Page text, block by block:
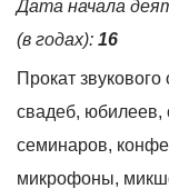
Дата начала
(в годах): 16
Прокат
свадеб, юбилеев,
семинаров,
микрофоны,